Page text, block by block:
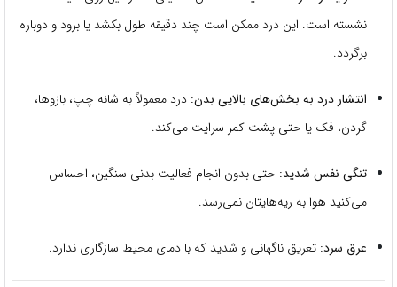
نشسته است. این درد ممکن است چند دقیقه طول بکشد یا برود و دوباره
برگردد.
انتشار درد به بخش‌های بالایی بدن: درد معمولاً به شانه چپ، بازوها،
گردن، فک یا حتی پشت کمر سرایت می‌کند.
تنگی نفس شدید: حتی بدون انجام فعالیت بدنی سنگین، احساس
می‌کنید هوا به ریه‌هایتان نمی‌رسد.
عرق سرد: تعریق ناگهانی و شدید که با دمای محیط سازگاری ندارد.